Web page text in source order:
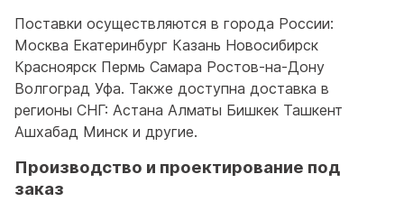
Поставки осуществляются в города России:
Москва Екатеринбург Казань Новосибирск
Красноярск Пермь Самара Ростов-на-Дону
Волгоград Уфа. Также доступна доставка в
регионы СНГ: Астана Алматы Бишкек Ташкент
Ашхабад Минск и другие.
Производство и проектирование под
заказ